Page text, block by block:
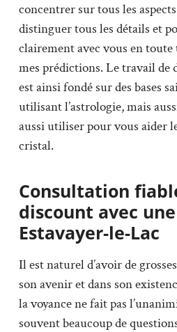
concentrer sur tous les
distinguer tous les détails et
clairement avec vous en toute
mes prédictions. Le travail de
est ainsi fondé sur des bases
utilisant l’astrologie, mais
aussi utiliser pour vous aider
cristal.
Consultation
discount avec
Estavayer-le-Lac
Il est naturel d’avoir de
son avenir et dans son
la voyance ne fait pas
souvent beaucoup de